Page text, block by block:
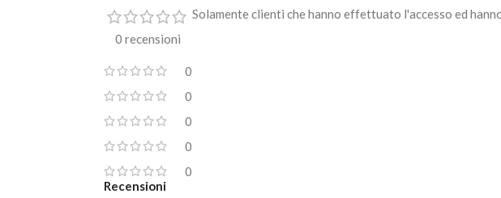
0 recensioni
0
0
0
0
0
Recensioni
Solamente clienti che hanno effettuato l'accesso ed